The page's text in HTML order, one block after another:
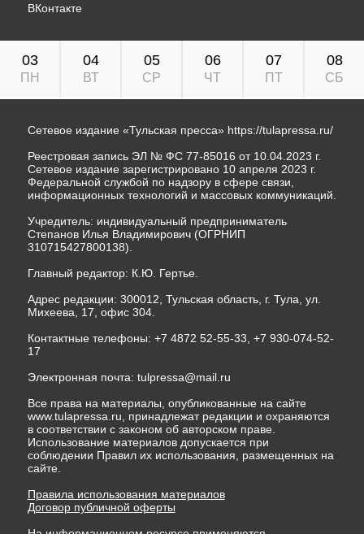
ВКонтакте
03
ПН
04
ВТ
05
СР
06
ЧТ
07
ПТ
08
СБ
Сетевое издание «Тульская пресса» https://tulapressa.ru/
Реестровая запись ЭЛ № ФС 77-85016 от 10.04.2023 г.
Сетевое издание зарегистрировано 10 апреля 2023 г.
Федеральной службой по надзору в сфере связи,
информационных технологий и массовых коммуникаций.
Учредитель: индивидуальный предприниматель
Степанов Илья Владимирович (ОГРНИП
310715427800138).
Главный редактор: К.Ю. Гертье.
Адрес редакции: 300012, Тульская область, г. Тула, ул.
Михеева, 17, офис 304.
Контактные телефоны: +7 4872 52-55-33, +7 930-074-52-
17
Электронная почта: tulpressa@mail.ru
Все права на материалы, опубликованные на сайте
www.tulapressa.ru, принадлежат редакции и охраняются
в соответствии с законом об авторском праве.
Использование материалов допускается при
соблюдении Правил их использования, размещенных на
сайте.
Правила использования материалов
Договор публичной оферты